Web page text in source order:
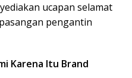
ucapan selamat
pengantin
Karena Itu Brand